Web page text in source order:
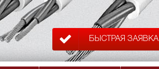
БЫСТРАЯ ЗАЯВКА